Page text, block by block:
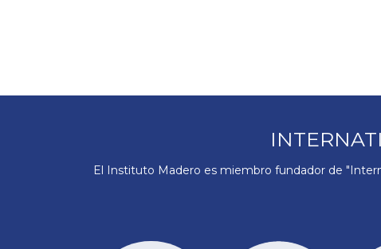
El Instituto Madero es miembro fundador de